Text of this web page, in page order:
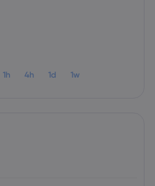
1h 4h 1d 1w